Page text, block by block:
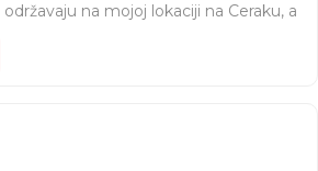
na mojoj lokaciji na Ceraku, a
Cena 45 min - 1800din, 1h-2000